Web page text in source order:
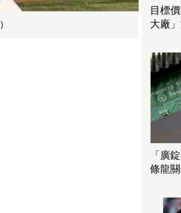
）
目標
大廠
今出
「廣
條龍